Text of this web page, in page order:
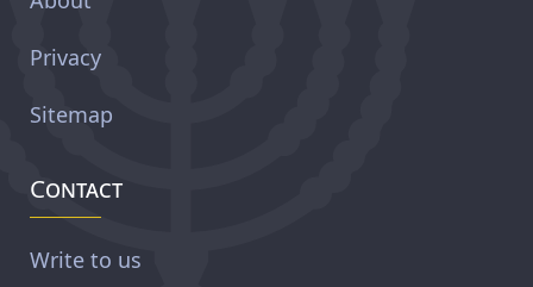
Privacy
Sitemap
Contact
Write to us